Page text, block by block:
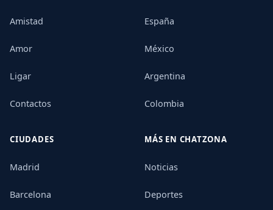
Amistad
Amor
Ligar
Contactos
España
México
Argentina
Colombia
CIUDADES
Madrid
Barcelona
MÁS EN CHATZONA
Noticias
Deportes